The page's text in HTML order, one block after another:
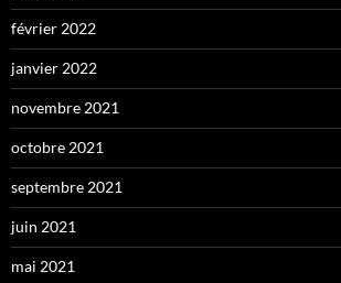
février 2022
janvier 2022
novembre 2021
octobre 2021
septembre 2021
juin 2021
mai 2021